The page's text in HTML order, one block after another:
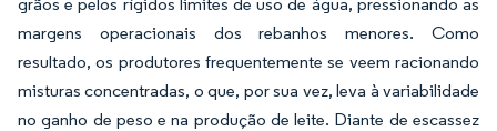
margens operacionais dos rebanhos menores. Como
resultado, os produtores frequentemente se veem racionando
misturas concentradas, o que, por sua vez, leva à variabilidade
no ganho de peso e na produção de leite. Diante de escassez